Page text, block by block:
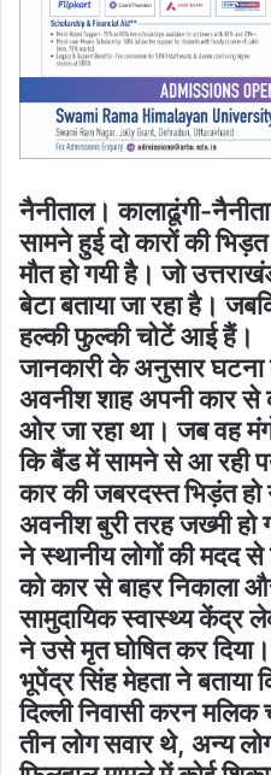
नैनीताल। कालाढूंगी-
सामने हुई दो कारों की
मौत हो गयी है। जो
बेटा बताया जा रहा है।
हल्की फुल्की चोटें आई हैं।
जानकारी के अनुसार घटना
अवनीश शाह अपनी कार से
ओर जा रहा था। जब वह
कि बैंड में सामने से आ रही
कार की जबरदस्त भिड़ंत हो
अवनीश बुरी तरह जख्मी हो
ने स्थानीय लोगों की मदद
को कार से बाहर निकाला
सामुदायिक स्वास्थ्य केंद्र
ने उसे मृत घोषित कर
भूपेंद्र सिंह मेहता ने बताया
दिल्ली निवासी करन
तीन लोग सवार थे, अन्य